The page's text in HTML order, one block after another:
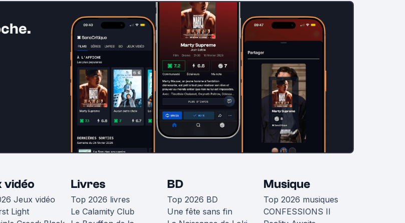
vidéo
Jeux vidéo
Light
Livres
Top 2026 livres
Le Calamity Club
BD
Top 2026 BD
Une fête sans fin
Musique
Top 2026 musiques
CONFESSIONS II